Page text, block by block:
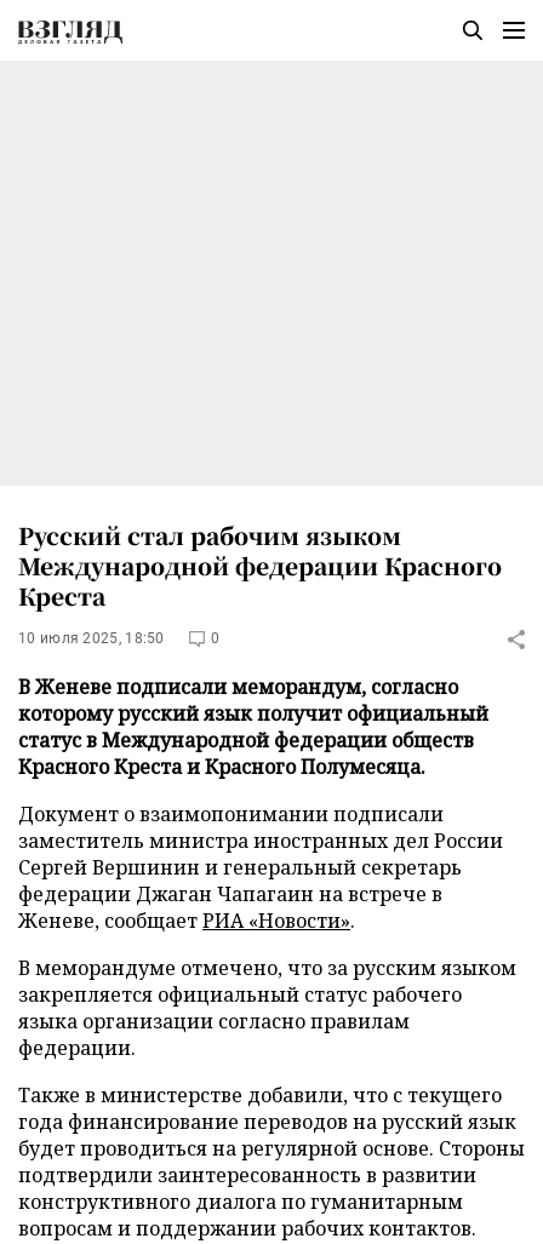
Русский стал рабочим языком
Международной федерации Красного
Креста
10 июля 2025, 18:50 0
В Женеве подписали меморандум, согласно
которому русский язык получит официальный
статус в Международной федерации обществ
Красного Креста и Красного Полумесяца.
Документ о взаимопонимании подписали
заместитель министра иностранных дел России
Сергей Вершинин и генеральный секретарь
федерации Джаган Чапагаин на встрече в
Женеве, сообщаетРИА «Новости».
В меморандуме отмечено, что за русским языком
закрепляется официальный статус рабочего
языка организации согласно правилам
федерации.
Также в министерстве добавили, что с текущего
года финансирование переводов на русский язык
будет проводиться на регулярной основе. Стороны
подтвердили заинтересованность в развитии
конструктивного диалога по гуманитарным
вопросам и поддержании рабочих контактов.